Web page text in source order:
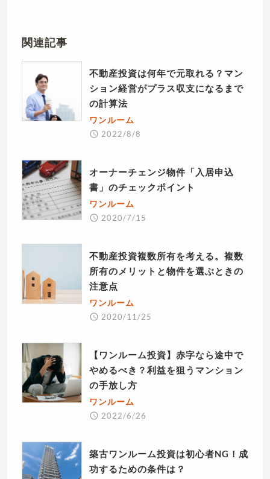
関連記事
不動産投資は何年で元取れる？マン
ション経営がプラス収支になるまで
の計算法
ワンルーム
2022/8/8
オーナーチェンジ物件「入居申込
書」のチェックポイント
ワンルーム
2020/7/15
不動産投資複数所有を考える。複数
所有のメリットと物件を選ぶときの
注意点
ワンルーム
2020/11/25
【ワンルーム投資】赤字なら途中で
やめるべき？利益を狙うマンション
の手放し方
ワンルーム
2022/6/26
築古ワンルーム投資は初心者NG！成
功するための条件は？